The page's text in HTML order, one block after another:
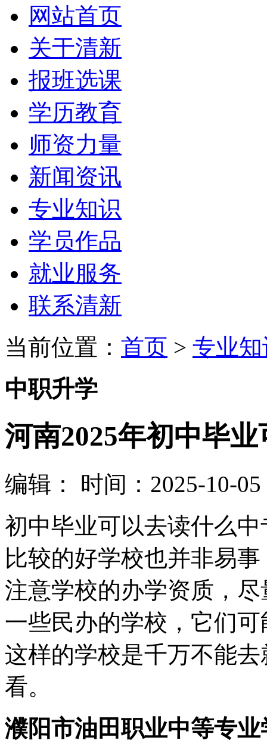
网站首页
关于清新
报班选课
学历教育
师资力量
新闻资讯
专业知识
学员作品
就业服务
联系清新
当前位置： 首页 > 专业
中职升学
河南2025年初中毕
编辑：
时间：2025-10-05
初中毕业可以去读什么
比较的好学校也并非易
注意学校的办学资质，
一些民办的学校，它们
这样的学校是千万不能
看。
濮阳市油田职业中等专